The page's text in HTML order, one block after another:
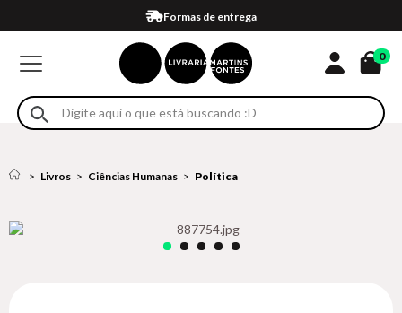
Formas de entrega
Compra 100% segura
Em até 4x sem juros no cartão*
Retire na loja
Eventos
0
Livros Ciências Humanas Política